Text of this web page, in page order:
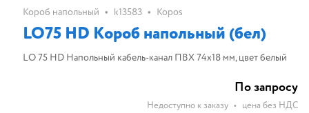
Короб напольный • k13583 • Kopos
LO75 HD Короб напольный (бел)
LO 75 HD Напольный кабель-канал ПВХ 74х18 мм, цвет белый
По запросу
Недоступно к заказу • цена без НДС